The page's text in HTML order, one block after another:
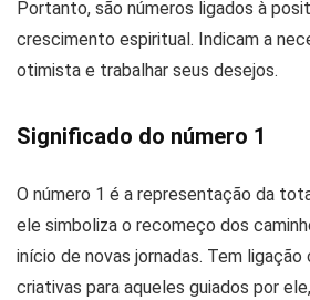
Portanto, são números ligados à
crescimento espiritual. Indicam a
otimista e trabalhar seus desejos.
Significado do número 1
O número 1 é a representação da
ele simboliza o recomeço dos
início de novas jornadas. Tem ligação
criativas para aqueles guiados por